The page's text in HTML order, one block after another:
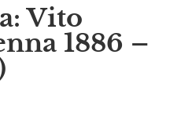
Vito
1886 –